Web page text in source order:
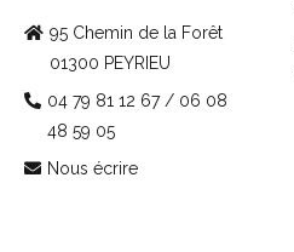
95 Chemin de la Forêt
01300 PEYRIEU
04 79 81 12 67 / 06 08
48 59 05
Nous écrire